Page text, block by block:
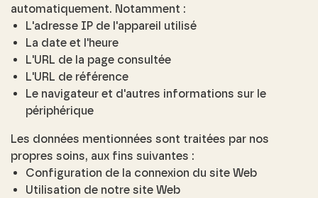
automatiquement. Notamment :
L'adresse IP de l'appareil utilisé
La date et l'heure
L'URL de la page consultée
L'URL de référence
Le navigateur et d'autres informations sur le
périphérique
Les données mentionnées sont traitées par nos
propres soins, aux fins suivantes :
Configuration de la connexion du site Web
Utilisation de notre site Web